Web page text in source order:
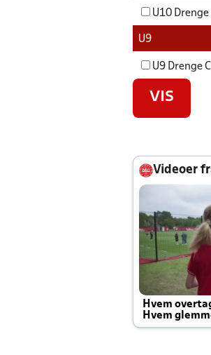
U10
U9
U9 Drenge
VIS
Videoer
Hvem
Hvem
Joachim